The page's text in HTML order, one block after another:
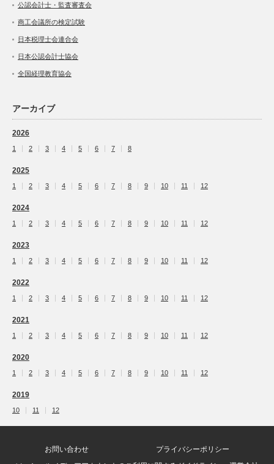
公認会計士・監査審査会
商工会議所の検定試験
日本税理士会連合会
日本公認会計士協会
全国経理教育協会
アーカイブ
2026
1 2 3 4 5 6 7 8
2025
1 2 3 4 5 6 7 8 9 10 11 12
2024
1 2 3 4 5 6 7 8 9 10 11 12
2023
1 2 3 4 5 6 7 8 9 10 11 12
2022
1 2 3 4 5 6 7 8 9 10 11 12
2021
1 2 3 4 5 6 7 8 9 10 11 12
2020
1 2 3 4 5 6 7 8 9 10 11 12
2019
10 11 12
お問い合わせ
プライバシーポリシー